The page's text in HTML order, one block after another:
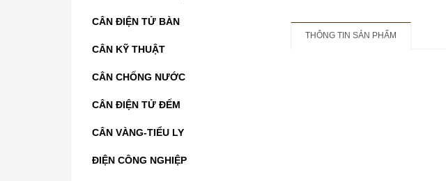
CÂN ĐIỆN TỬ BÀN
CÂN KỸ THUẬT
CÂN CHỐNG NƯỚC
CÂN ĐIỆN TỬ ĐẾM
CÂN VÀNG-TIỂU LY
ĐIỆN CÔNG NGHIỆP
THÔNG TIN SẢN PHẨM